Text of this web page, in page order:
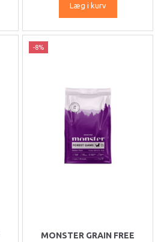
Læg i kurv
-8%
MONSTER GRAIN FREE